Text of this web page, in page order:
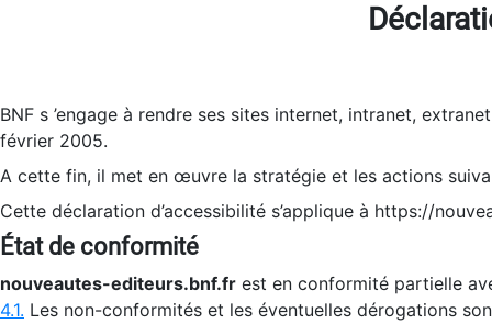
BNF s ’engage à rendre ses sites internet, intranet,
février 2005.
A cette fin, il met en œuvre la stratégie et les actions
Cette déclaration d’accessibilité s’applique à https://
État de conformité
nouveautes-editeurs.bnf.fr est en conformité partielle
4.1. Les non-conformités et les éventuelles dérogations